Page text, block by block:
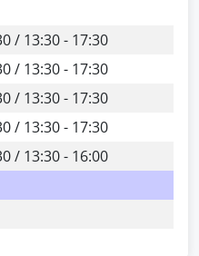
/ 13:30 - 17:30
/ 13:30 - 17:30
/ 13:30 - 17:30
/ 13:30 - 17:30
/ 13:30 - 16:00